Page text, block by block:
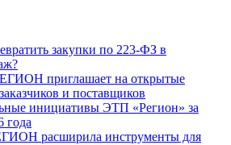
закупки по 223-ФЗ в
приглашает на открытые
и поставщиков
инициативы ЭТП «Регион» за
года
расширила инструменты для